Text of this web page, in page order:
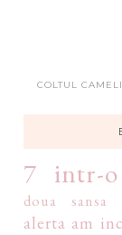
COLTUL
7 intr-o
doua sansa
alerta am